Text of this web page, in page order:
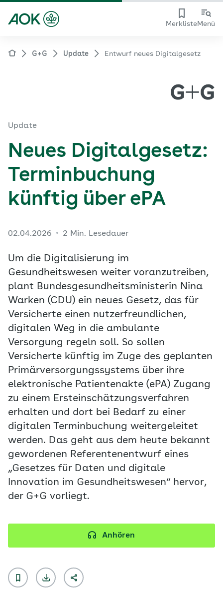
MerklisteMenü
G+G Update Entwurf neues Digitalgesetz
Update
Neues Digitalgesetz:
Terminbuchung
künftig über ePA
02.04.2026 2 Min. Lesedauer
Um die Digitalisierung im
Gesundheitswesen weiter voranzutreiben,
plant Bundesgesundheitsministerin Nina
Warken (CDU) ein neues Gesetz, das für
Versicherte einen nutzerfreundlichen,
digitalen Weg in die ambulante
Versorgung regeln soll. So sollen
Versicherte künftig im Zuge des geplanten
Primärversorgungssystems über ihre
elektronische Patientenakte (ePA) Zugang
zu einem Ersteinschätzungsverfahren
erhalten und dort bei Bedarf zu einer
digitalen Terminbuchung weitergeleitet
werden. Das geht aus dem heute bekannt
gewordenen Referentenentwurf eines
„Gesetzes für Daten und digitale
Innovation im Gesundheitswesen“ hervor,
der G+G vorliegt.
Anhören